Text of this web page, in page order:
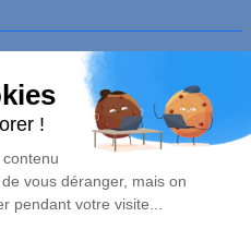
– Trappes
Liens utiles
Demande de rendez-vous en